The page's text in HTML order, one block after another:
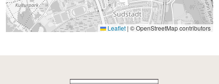
Leaflet | © OpenStreetMap contributors